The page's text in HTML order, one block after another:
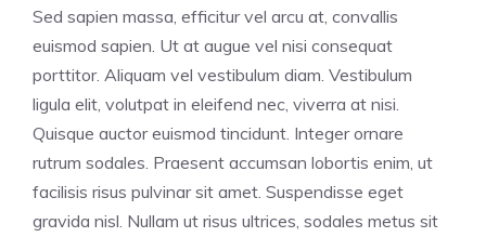
Sed sapien massa, efficitur vel arcu at, convallis
euismod sapien. Ut at augue vel nisi consequat
porttitor. Aliquam vel vestibulum diam. Vestibulum
ligula elit, volutpat in eleifend nec, viverra at nisi.
Quisque auctor euismod tincidunt. Integer ornare
rutrum sodales. Praesent accumsan lobortis enim, ut
facilisis risus pulvinar sit amet. Suspendisse eget
gravida nisl. Nullam ut risus ultrices, sodales metus sit